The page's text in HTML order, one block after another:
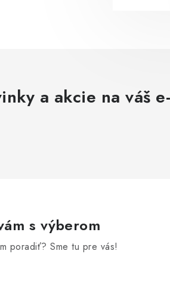
a akcie na váš
s výberom
poradiť? Sme tu pre vás!